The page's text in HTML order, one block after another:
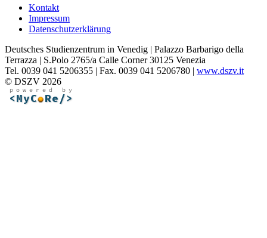
Kontakt
Impressum
Datenschutzerklärung
Deutsches Studienzentrum in Venedig | Palazzo Barbarigo della
Terrazza | S.Polo 2765/a Calle Corner 30125 Venezia
Tel. 0039 041 5206355 | Fax. 0039 041 5206780 | www.dszv.it
© DSZV 2026